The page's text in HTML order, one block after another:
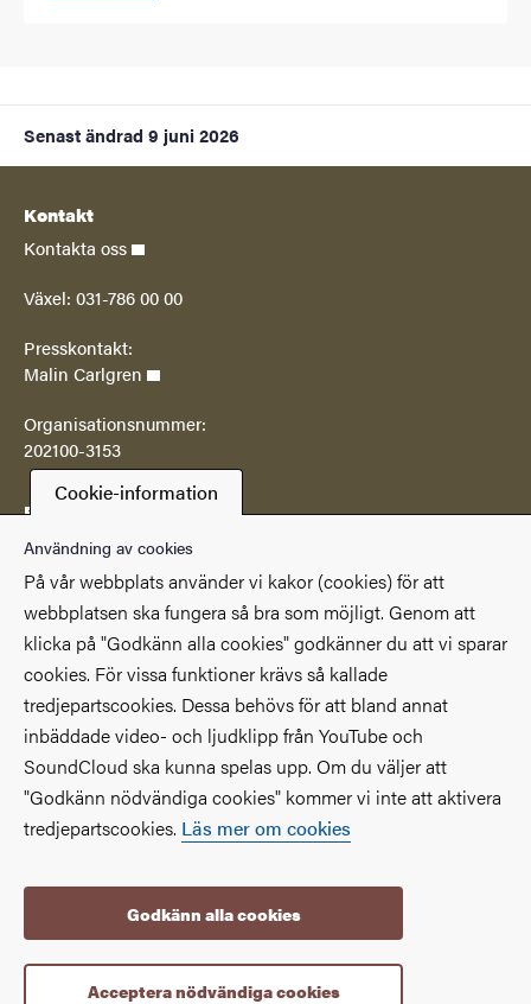
Senast ändrad 9 juni 2026
Cookie-information
Användning av cookies
På vår webbplats använder vi kakor (cookies) för att
webbplatsen ska fungera så bra som möjligt. Genom att
klicka på "Godkänn alla cookies" godkänner du att vi sparar
cookies. För vissa funktioner krävs så kallade
tredjepartscookies. Dessa behövs för att bland annat
inbäddade video- och ljudklipp från YouTube och
SoundCloud ska kunna spelas upp. Om du väljer att
"Godkänn nödvändiga cookies" kommer vi inte att aktivera
tredjepartscookies. Läs mer om cookies
Godkänn alla cookies
Acceptera nödvändiga cookies
Kontakt
Kontakta oss
Växel: 031-786 00 00
Presskontakt:
Malin Carlgren
Organisationsnummer:
202100-3153
Postadress
Göteborgs universitetsbibliotek
Box 607
SE 405 30 Göteborg
Genvägar
Studentportalen(Extern länk)
Medarbetarportalen(Extern länk)
Göteborgs universitet (Extern länk)
Om webbplatsen
Tillgänglighetsredogörelse